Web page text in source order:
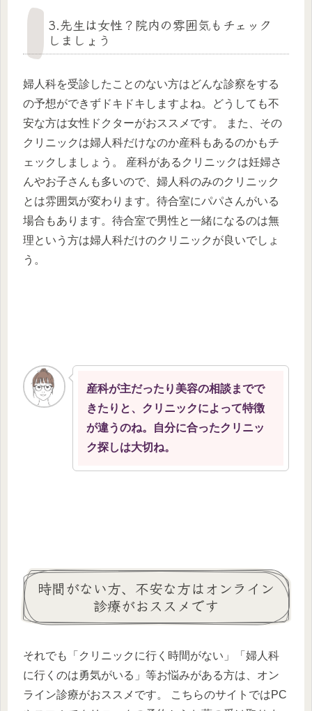
3.先生は女性？院内の雰囲気もチェック
しましょう
婦人科を受診したことのない方はどんな診察をする
の予想ができずドキドキしますよね。どうしても不
安な方は女性ドクターがおススメです。 また、その
クリニックは婦人科だけなのか産科もあるのかもチ
ェックしましょう。 産科があるクリニックは妊婦さ
んやお子さんも多いので、婦人科のみのクリニック
とは雰囲気が変わります。待合室にパパさんがいる
場合もあります。待合室で男性と一緒になるのは無
理という方は婦人科だけのクリニックが良いでしょ
う。
産科が主だったり美容の相談までで
きたりと、クリニックによって特徴
が違うのね。自分に合ったクリニッ
ク探しは大切ね。
時間がない方、不安な方はオンライン
診療がおススメです
それでも「クリニックに行く時間がない」「婦人科
に行くのは勇気がいる」等お悩みがある方は、オン
ライン診療がおススメです。 こちらのサイトではPC